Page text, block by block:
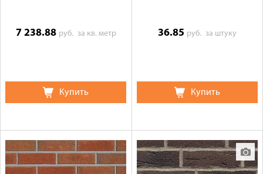
7 238.88 руб. за кв. метр
Купить
36.85 руб. за штуку
Купить